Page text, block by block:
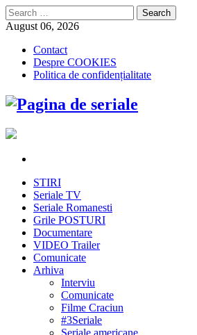
Search
for:
August 06, 2026
Contact
Despre COOKIES
Politica de confidențialitate
STIRI
Seriale TV
Seriale Romanesti
Grile POSTURI
Documentare
VIDEO Trailer
Comunicate
Arhiva
Interviu
Comunicate
Filme Craciun
#3Seriale
Seriale americane